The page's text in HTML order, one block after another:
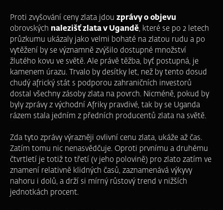
Proti zvyšování ceny zlata jdou zprávy o objevu
obrovských nalezišť zlata v Ugandě, které se po 2 letech
průzkumu ukázaly jako velmi bohaté na zlatou rudu a po
vytěžení by se významně zvýšilo dostupné množství
žlutého kovu ve světě. Ale právě těžba, byť postupná, je
kamenem úrazu. Trvalo by desítky let, než by tento dosud
chudý africký stát s podporou zahraničních investorů
dostal všechny zásoby zlata na povrch. Nicméně, pokud by
byly zprávy z východní Afriky pravdivé, tak by se Uganda
rázem stala jedním z předních producentů zlata na světě.
Zda tyto zprávy výrazněji ovlivní cenu zlata, ukáže až čas.
Zatím tomu nic nenasvědčuje. Oproti prvnímu a druhému
čtvrtletí je totiž to třetí (v jeho polovině) pro zlato zatím ve
znamení relativně klidných časů, zaznamenává výkyvy
nahoru i dolů, a drží si mírný růstový trend v nižších
jednotkách procent.